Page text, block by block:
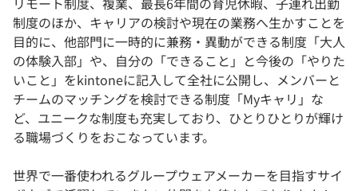
制度のほか、キャリアの検討や現在の業務へ生かすことを
目的に、他部門に一時的に兼務・異動ができる制度「大人
の体験入部」や、自分の「できること」と今後の「やりた
いこと」をkintoneに記入して全社に公開し、メンバーと
チームのマッチングを検討できる制度「Myキャリ」な
ど、ユニークな制度も充実しており、ひとりひとりが輝け
る職場づくりをおこなっています。
世界で一番使われるグループウェアメーカーを目指すサイ